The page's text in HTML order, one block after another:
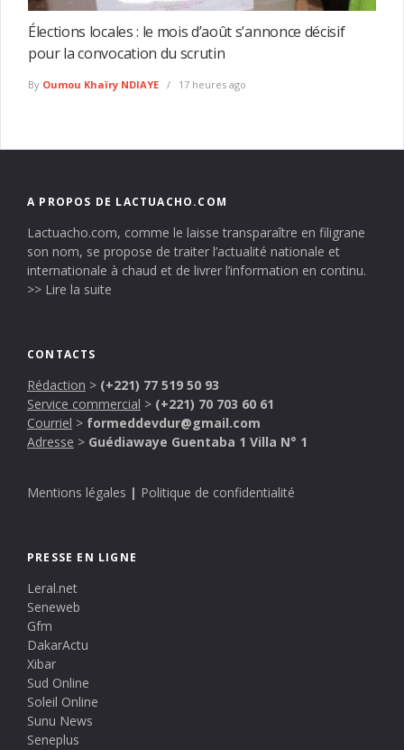
Élections locales : le mois d’août s’annonce décisif
pour la convocation du scrutin
By Oumou Khaïry NDIAYE 17 heures ago
A PROPOS DE LACTUACHO.COM
Lactuacho.com, comme le laisse transparaître en filigrane
son nom, se propose de traiter l’actualité nationale et
internationale à chaud et de livrer l’information en continu.
>> Lire la suite
CONTACTS
Rédaction > (+221) 77 519 50 93
Service commercial > (+221) 70 703 60 61
Courriel > formeddevdur@gmail.com
Adresse > Guédiawaye Guentaba 1 Villa N° 1
Mentions légales | Politique de confidentialité
PRESSE EN LIGNE
Leral.net
Seneweb
Gfm
DakarActu
Xibar
Sud Online
Soleil Online
Sunu News
Seneplus